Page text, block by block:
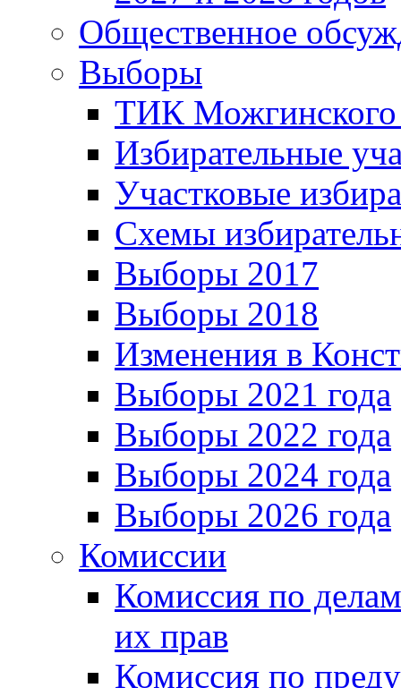
Общественное
Выборы
ТИК Можгинского
Избирательные
Участковые
Схемы
Выборы 2017
Выборы 2018
Изменения в
Выборы 2021 года
Выборы 2022 года
Выборы 2024 года
Выборы 2026 года
Комиссии
Комиссия по
их прав
Комиссия по